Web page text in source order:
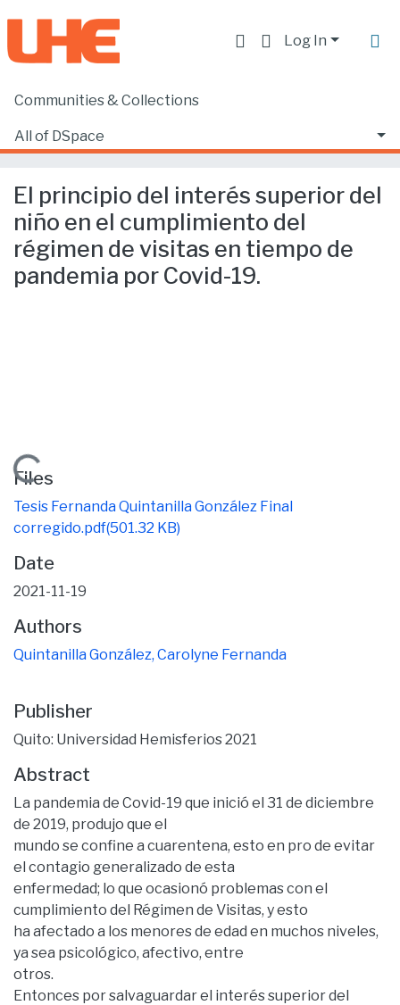
Log In
Communities & Collections
All of DSpace
Home
Facultad de Derecho
El principio del interés superior del niño en el cumplimiento del régimen de visitas en tiempo de pandemia por Covid-19.
El principio del interés superior del
niño en el cumplimiento del
régimen de visitas en tiempo de
pandemia por Covid-19.
Loading...
Files
Tesis Fernanda Quintanilla González Final
corregido.pdf(501.32 KB)
Date
2021-11-19
Authors
Quintanilla González, Carolyne Fernanda
Publisher
Quito: Universidad Hemisferios 2021
Abstract
La pandemia de Covid-19 que inició el 31 de diciembre
de 2019, produjo que el
mundo se confine a cuarentena, esto en pro de evitar
el contagio generalizado de esta
enfermedad; lo que ocasionó problemas con el
cumplimiento del Régimen de Visitas, y esto
ha afectado a los menores de edad en muchos niveles,
ya sea psicológico, afectivo, entre
otros.
Entonces por salvaguardar el interés superior del